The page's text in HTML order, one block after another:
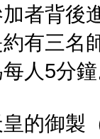
者背後
有三名
人5分
的御製